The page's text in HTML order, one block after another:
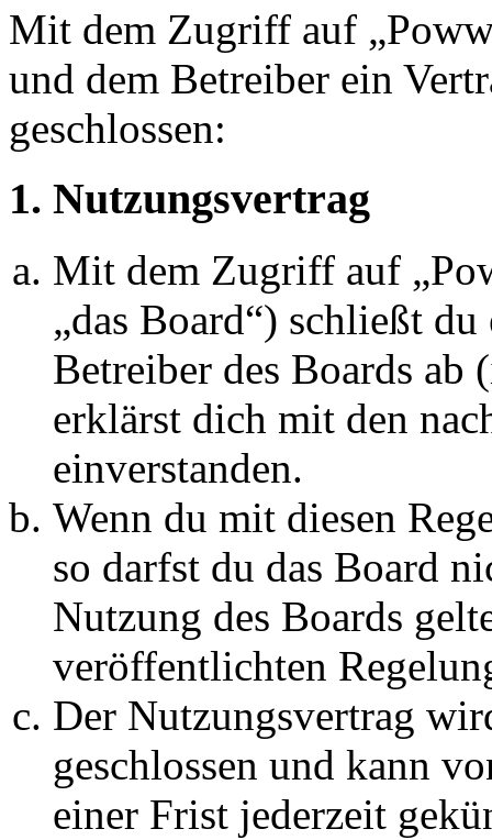
Mit dem Zugriff auf
und dem Betreiber ein
geschlossen:
1. Nutzungsvertrag
Mit dem Zugriff auf
„das Board“) schließt
Betreiber des Boards ab
erklärst dich mit den
einverstanden.
Wenn du mit diesen
so darfst du das Board
Nutzung des Boards
veröffentlichten
Der Nutzungsvertrag
geschlossen und kann
einer Frist jederzeit